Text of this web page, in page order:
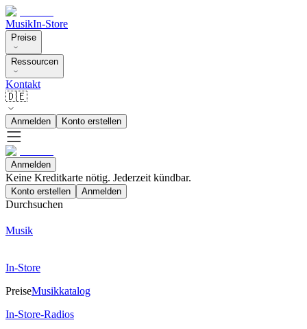
MusikIn-Store
Preise
Ressourcen
Kontakt
🇩🇪
Anmelden Konto erstellen
Anmelden
Keine Kreditkarte nötig. Jederzeit kündbar.
Konto erstellen Anmelden
Durchsuchen
Musik
In-Store
PreiseMusikkatalog
In-Store-Radios